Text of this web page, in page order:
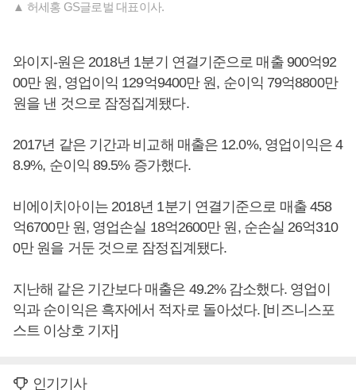
▲ 허세홍 GS글로벌 대표이사.
와이지-원은 2018년 1분기 연결기준으로 매출 900억92
00만 원, 영업이익 129억9400만 원, 순이익 79억8800만
원을 낸 것으로 잠정집계됐다.
2017년 같은 기간과 비교해 매출은 12.0%, 영업이익은 4
8.9%, 순이익 89.5% 증가했다.
비에이치아이는 2018년 1분기 연결기준으로 매출 458
억6700만 원, 영업손실 18억2600만 원, 순손실 26억310
0만 원을 거둔 것으로 잠정집계됐다.
지난해 같은 기간보다 매출은 49.2% 감소했다. 영업이
익과 순이익은 흑자에서 적자로 돌아섰다. [비즈니스포
스트 이상호 기자]
인기기사